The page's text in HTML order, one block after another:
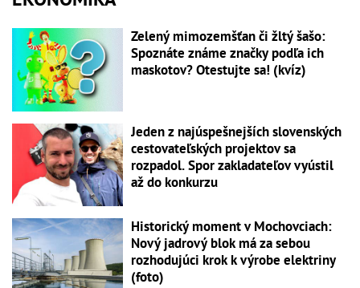
Zelený mimozemšťan či žltý šašo:
Spoznáte známe značky podľa ich
maskotov? Otestujte sa! (kvíz)
Jeden z najúspešnejších slovenských
cestovateľských projektov sa
rozpadol. Spor zakladateľov vyústil
až do konkurzu
Historický moment v Mochovciach:
Nový jadrový blok má za sebou
rozhodujúci krok k výrobe elektriny
(foto)